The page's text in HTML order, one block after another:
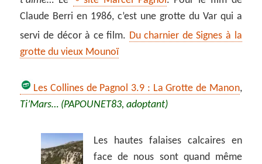
Claude Berri en 1986, c’est une grotte du Var qui a
servi de décor à ce film. Du charnier de Signes à la
grotte du vieux Mounoï
Les Collines de Pagnol 3.9 : La Grotte de Manon,
Ti’Mars… (PAPOUNET83, adoptant)
Les hautes falaises calcaires en
face de nous sont quand même